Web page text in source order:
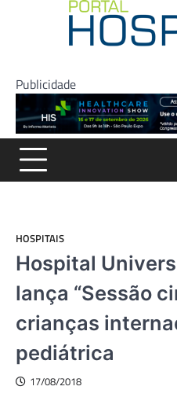
Publicidade
HOSPITAIS
Hospital
lança “Sessão
crianças
pediátrica
17/08/2018